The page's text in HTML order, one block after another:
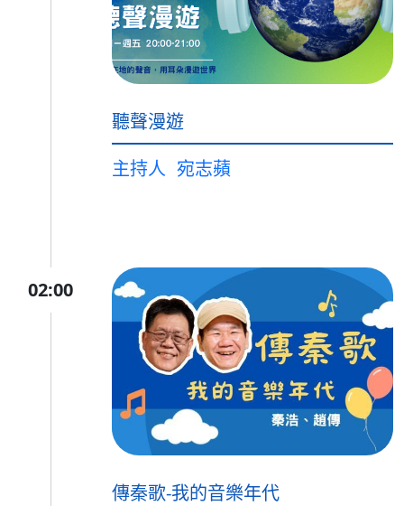
聽聲漫遊
主持人 宛志蘋
02:00
傳秦歌-我的音樂年代